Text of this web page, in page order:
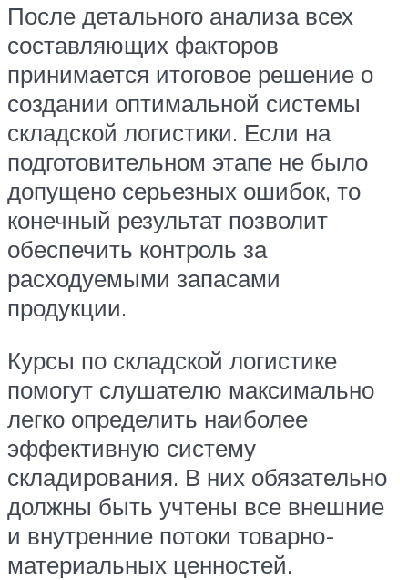
После детального анализа всех
составляющих факторов
принимается итоговое решение о
создании оптимальной системы
складской логистики. Если на
подготовительном этапе не было
допущено серьезных ошибок, то
конечный результат позволит
обеспечить контроль за
расходуемыми запасами
продукции.
Курсы по складской логистике
помогут слушателю максимально
легко определить наиболее
эффективную систему
складирования. В них обязательно
должны быть учтены все внешние
и внутренние потоки товарно-
материальных ценностей.